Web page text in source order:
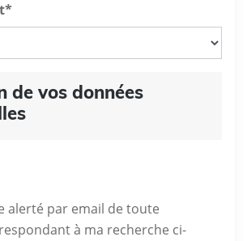
*
de vos données
alerté par email de toute
à ma recherche ci-